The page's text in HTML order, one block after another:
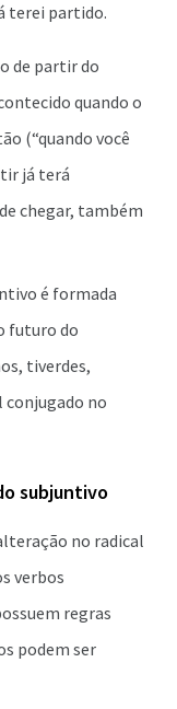
terei partido.
de partir do
quando o
(“quando você
já terá
chegar, também
é formada
futuro do
tiverdes,
no
subjuntivo
no radical
verbos
regras
podem ser